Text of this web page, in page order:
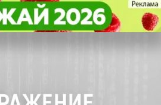
Неверкинского
сдали 32 литра крови
Неверкинского
сдали 32 литра крови
по
курсы